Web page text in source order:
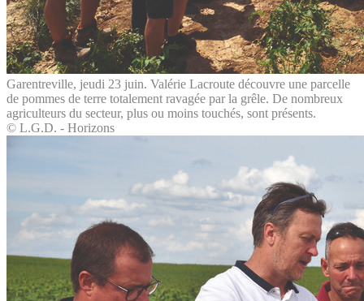
Garentreville, jeudi 23 juin. Valérie Lacroute découvre une parcelle
de pommes de terre totalement ravagée par la grêle. De nombreux
agriculteurs du secteur, plus ou moins touchés, sont présents.
© L.G.D. - Horizons